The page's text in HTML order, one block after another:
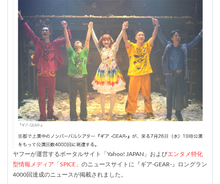
ヤフーが運営するポータルサイト「Yahoo! JAPAN」およびエンタメ特化
型情報メディア「 SPICE 」 のニュースサイトに『ギア-GEAR-』ロングラン
4000回達成のニュースが掲載されました。